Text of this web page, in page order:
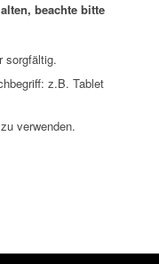
beachte bitte
sorgfältig.
z.B. Tablet
verwenden.